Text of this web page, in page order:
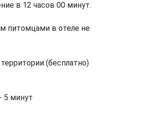
в 12 часов 00 минут.
питомцами в отеле не
территории (бесплатно)
5 минут